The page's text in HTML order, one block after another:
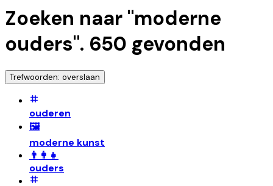
Zoeken naar "moderne
ouders". 650 gevonden
Trefwoorden: overslaan
ouderen
🖼️
moderne kunst
👨‍👩‍👧
ouders